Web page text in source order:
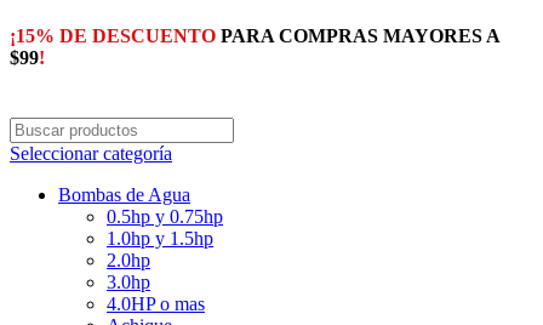
¡15% DE DESCUENTO PARA COMPRAS MAYORES A
$99!
Seleccionar categoría
Bombas de Agua
0.5hp y 0.75hp
1.0hp y 1.5hp
2.0hp
3.0hp
4.0HP o mas